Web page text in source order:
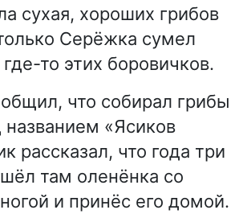
сухая, хороших грибов
Серёжка сумел
то этих боровичков.
что собирал грибы
названием «Ясиков
рассказал, что года три
там оленёнка со
и принёс его домой.